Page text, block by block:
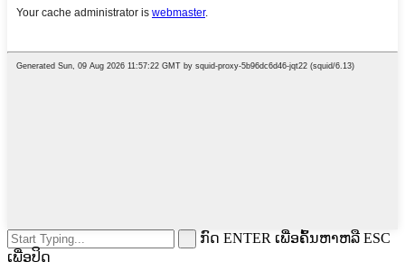
ກົດ ENTER ເພື່ອຄົ້ນຫາຫລື ESC
ເພື່ອປິດ